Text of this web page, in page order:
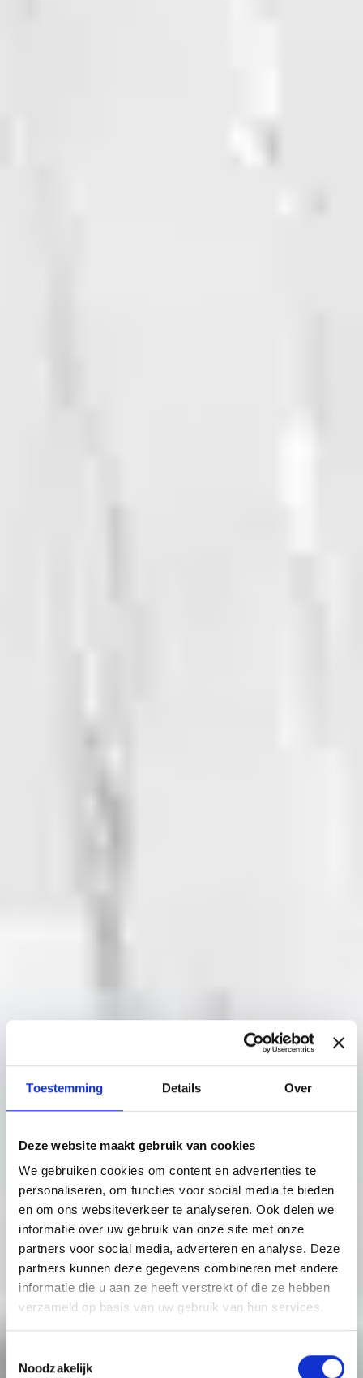
Toestemming Details Over
Deze website maakt gebruik van cookies
We gebruiken cookies om content en advertenties te
personaliseren, om functies voor social media te bieden
en om ons websiteverkeer te analyseren. Ook delen we
informatie over uw gebruik van onze site met onze
partners voor social media, adverteren en analyse. Deze
partners kunnen deze gegevens combineren met andere
informatie die u aan ze heeft verstrekt of die ze hebben
verzameld op basis van uw gebruik van hun services.
Noodzakelijk